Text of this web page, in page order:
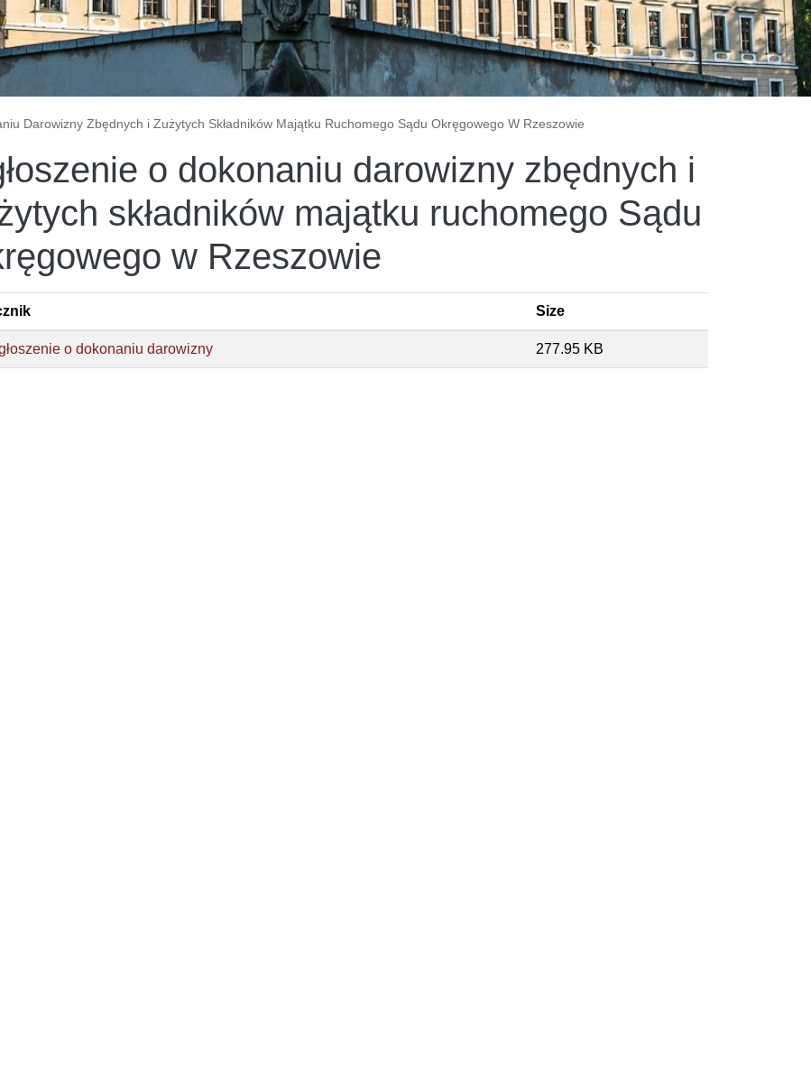
Darowizny Zbędnych i Zużytych Składników Majątku Ruchomego Sądu Okręgowego W Rzeszowie
o dokonaniu darowizny zbędnych i
składników majątku ruchomego Sądu
w Rzeszowie
Size
o dokonaniu darowizny 277.95 KB